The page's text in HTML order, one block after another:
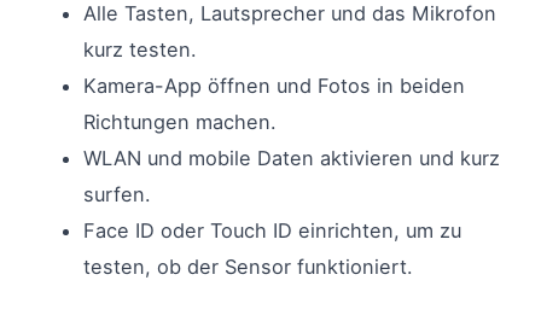
Alle Tasten, Lautsprecher und das Mikrofon
kurz testen.
Kamera-App öffnen und Fotos in beiden
Richtungen machen.
WLAN und mobile Daten aktivieren und kurz
surfen.
Face ID oder Touch ID einrichten, um zu
testen, ob der Sensor funktioniert.